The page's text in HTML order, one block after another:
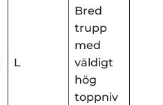
L
Bred
trupp
med
väldigt
hög
toppniv